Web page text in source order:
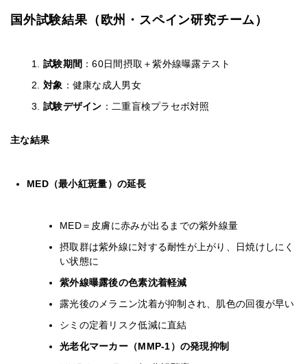
国外試験結果（欧州・スペイン研究チーム）
試験期間 ：60日間摂取＋紫外線曝露テスト
対象 ：健康な成人男女
試験デザイン ：二重盲検プラセボ対照
主な結果
MED（最小紅斑量）の延長
MED＝皮膚に赤みが出るまでの紫外線量
摂取群は紫外線に対する耐性が上がり、日焼けしにく
い状態に
紫外線曝露後の色素沈着軽減
露光後のメラニン沈着が抑制され、肌色の回復が早い
シミの定着リスク低減に直結
光老化マーカー（MMP-1）の発現抑制